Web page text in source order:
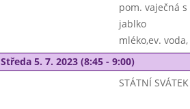
pom. vaječná
jablko
mléko,ev.
Středa 5. 7. 2023 (8:45 - 9:00)
STÁTNÍ SVÁTEK